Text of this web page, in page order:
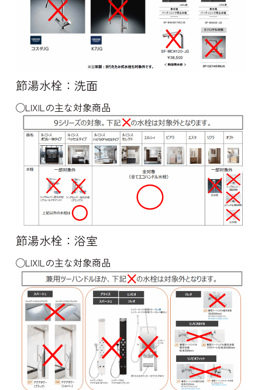
節湯水栓：洗面
◯LIXILの主な対象商品
節湯水栓：浴室
◯LIXILの主な対象商品